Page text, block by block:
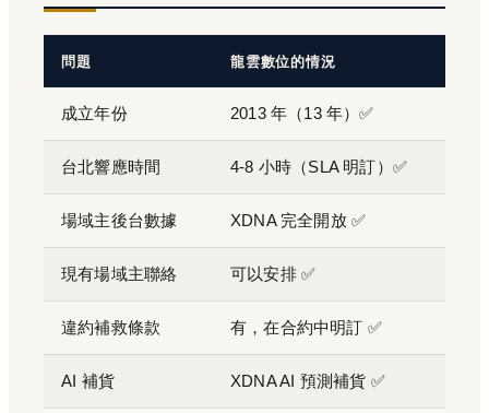
問題 龍雲數位的情況
成立年份 2013 年（13 年）✅
台北響應時間 4-8 小時（SLA 明訂）✅
場域主後台數據 XDNA 完全開放 ✅
現有場域主聯絡 可以安排 ✅
違約補救條款 有，在合約中明訂 ✅
AI 補貨 XDNA AI 預測補貨 ✅